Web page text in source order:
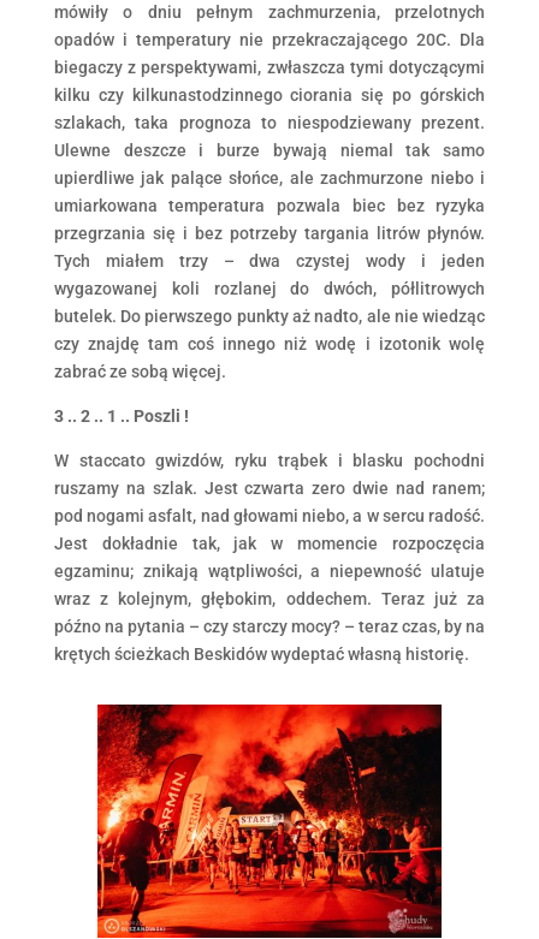
mówiły o dniu pełnym zachmurzenia, przelotnych
opadów i temperatury nie przekraczającego 20C. Dla
biegaczy z perspektywami, zwłaszcza tymi dotyczącymi
kilku czy kilkunastodzinnego ciorania się po górskich
szlakach, taka prognoza to niespodziewany prezent.
Ulewne deszcze i burze bywają niemal tak samo
upierdliwe jak palące słońce, ale zachmurzone niebo i
umiarkowana temperatura pozwala biec bez ryzyka
przegrzania się i bez potrzeby targania litrów płynów.
Tych miałem trzy – dwa czystej wody i jeden
wygazowanej koli rozlanej do dwóch, półlitrowych
butelek. Do pierwszego punkty aż nadto, ale nie wiedząc
czy znajdę tam coś innego niż wodę i izotonik wolę
zabrać ze sobą więcej.
3 .. 2 .. 1 .. Poszli !
W staccato gwizdów, ryku trąbek i blasku pochodni
ruszamy na szlak. Jest czwarta zero dwie nad ranem;
pod nogami asfalt, nad głowami niebo, a w sercu radość.
Jest dokładnie tak, jak w momencie rozpoczęcia
egzaminu; znikają wątpliwości, a niepewność ulatuje
wraz z kolejnym, głębokim, oddechem. Teraz już za
późno na pytania – czy starczy mocy? – teraz czas, by na
krętych ścieżkach Beskidów wydeptać własną historię.